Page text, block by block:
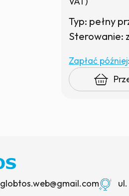
Typ: pełny
Sterowanie:
Zapłać później:
globtos.web@gmail.com